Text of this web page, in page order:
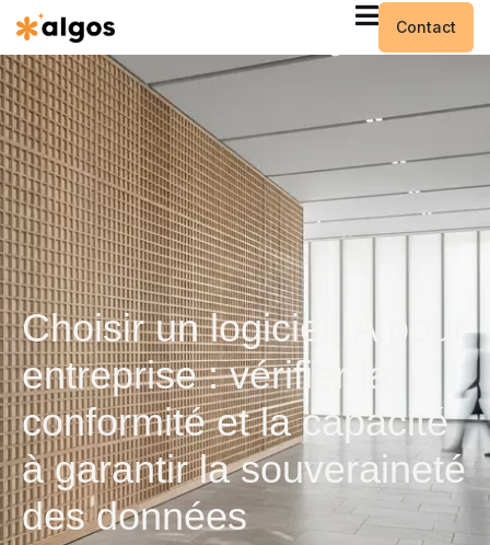
Contact
Choisir un logiciel IA pour
entreprise : vérifier la
conformité et la capacité
à garantir la souveraineté
des données